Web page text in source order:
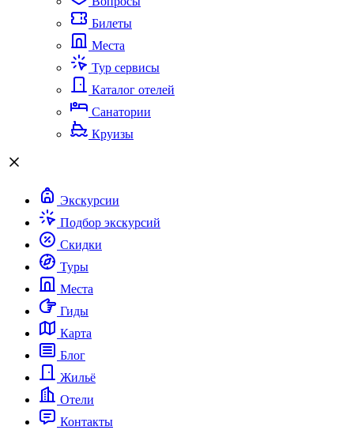
Билеты
Места
Тур сервисы
Каталог отелей
Санатории
Круизы
Экскурсии
Подбор экскурсий
Скидки
Туры
Места
Гиды
Карта
Блог
Жильё
Отели
Контакты